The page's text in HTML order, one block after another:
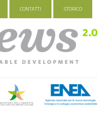
CONTATTI STORICO